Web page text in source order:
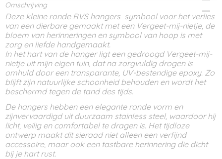
Productcode
339-1582
Omschrijving
Deze kleine ronde RVS hangers symbool voor het verlies
van een dierbare gemaakt met een Vergeet-mij-nietje, de
bloem van herinneringen en symbool van hoop is met
zorg en liefde handgemaakt.
In het hart van de hanger ligt een gedroogd Vergeet-mij-
nietje uit mijn eigen tuin, dat na zorgvuldig drogen is
omhuld door een transparante, UV-bestendige epoxy. Zo
blijft zijn natuurlijke schoonheid behouden en wordt het
beschermd tegen de tand des tijds.
De hangers hebben een elegante ronde vorm en
zijnvervaardigd uit duurzaam stainless steel, waardoor hij
licht, veilig en comfortabel te dragen is. Het tijdloze
ontwerp maakt dit sieraad niet alleen een verfijnd
accessoire, maar ook een tastbare herinnering die dicht
bij je hart rust.